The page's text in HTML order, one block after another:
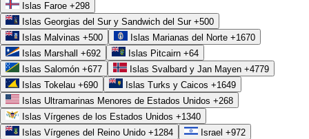
Islas Faroe +298
Islas Georgias del Sur y Sandwich del Sur +500
Islas Malvinas +500 Islas Marianas del Norte +1670
Islas Marshall +692 Islas Pitcairn +64
Islas Salomón +677 Islas Svalbard y Jan Mayen +4779
Islas Tokelau +690 Islas Turks y Caicos +1649
Islas Ultramarinas Menores de Estados Unidos +268
Islas Vírgenes de los Estados Unidos +1340
Islas Vírgenes del Reino Unido +1284 Israel +972